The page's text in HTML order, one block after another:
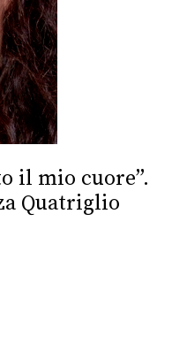
il mio cuore”.
Quatriglio